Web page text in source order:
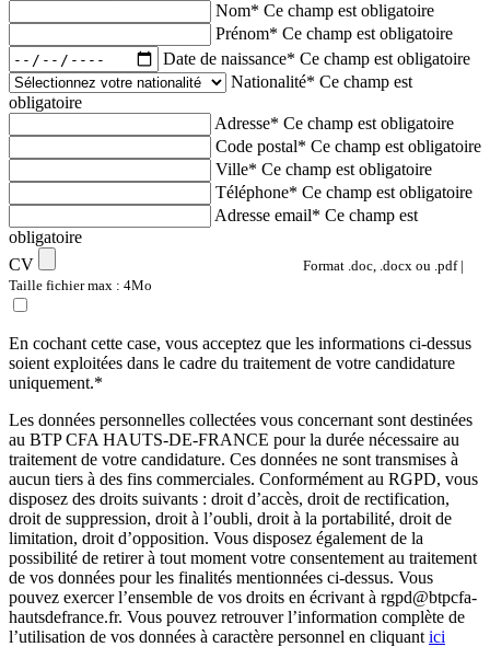
Nom* Ce champ est obligatoire
Prénom* Ce champ est obligatoire
Date de naissance* Ce champ est obligatoire
Nationalité* Ce champ est
obligatoire
Adresse* Ce champ est obligatoire
Code postal* Ce champ est obligatoire
Ville* Ce champ est obligatoire
Téléphone* Ce champ est obligatoire
Adresse email* Ce champ est
obligatoire
CV
Format .doc, .docx ou .pdf |
Taille fichier max : 4Mo
En cochant cette case, vous acceptez que les informations ci-dessus
soient exploitées dans le cadre du traitement de votre candidature
uniquement.*
Les données personnelles collectées vous concernant sont destinées
au BTP CFA HAUTS-DE-FRANCE pour la durée nécessaire au
traitement de votre candidature. Ces données ne sont transmises à
aucun tiers à des fins commerciales. Conformément au RGPD, vous
disposez des droits suivants : droit d’accès, droit de rectification,
droit de suppression, droit à l’oubli, droit à la portabilité, droit de
limitation, droit d’opposition. Vous disposez également de la
possibilité de retirer à tout moment votre consentement au traitement
de vos données pour les finalités mentionnées ci-dessus. Vous
pouvez exercer l’ensemble de vos droits en écrivant à rgpd@btpcfa-
hautsdefrance.fr. Vous pouvez retrouver l’information complète de
l’utilisation de vos données à caractère personnel en cliquant ici